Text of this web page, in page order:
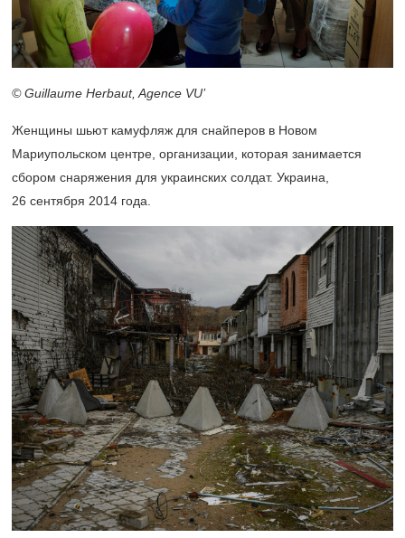
© Guillaume Herbaut, Agence VU’
Женщины шьют камуфляж для снайперов в Новом
Мариупольском центре, организации, которая занимается
сбором снаряжения для украинских солдат. Украина,
26 сентября 2014 года.